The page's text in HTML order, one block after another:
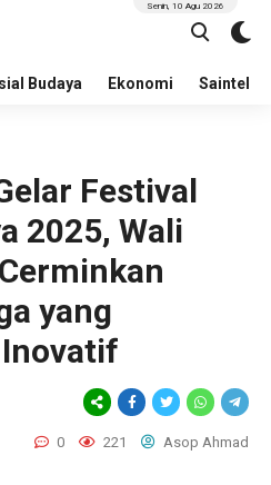
Budaya Ekonomi Saintek
Senin, 10 Agu 2026
Festival
2025, Wali
yang
0 221 Asop Ahmad